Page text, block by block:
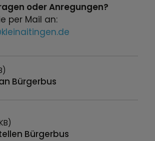
oder Anregungen?
per Mail an:
Bürgerbus
Bürgerbus